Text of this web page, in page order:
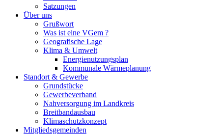
Satzungen
Über uns
Grußwort
Was ist eine VGem ?
Geografische Lage
Klima & Umwelt
Energienutzungsplan
Kommunale Wärmeplanung
Standort & Gewerbe
Grundstücke
Gewerbeverband
Nahversorgung im Landkreis
Breitbandausbau
Klimaschutzkonzept
Mitgliedsgemeinden